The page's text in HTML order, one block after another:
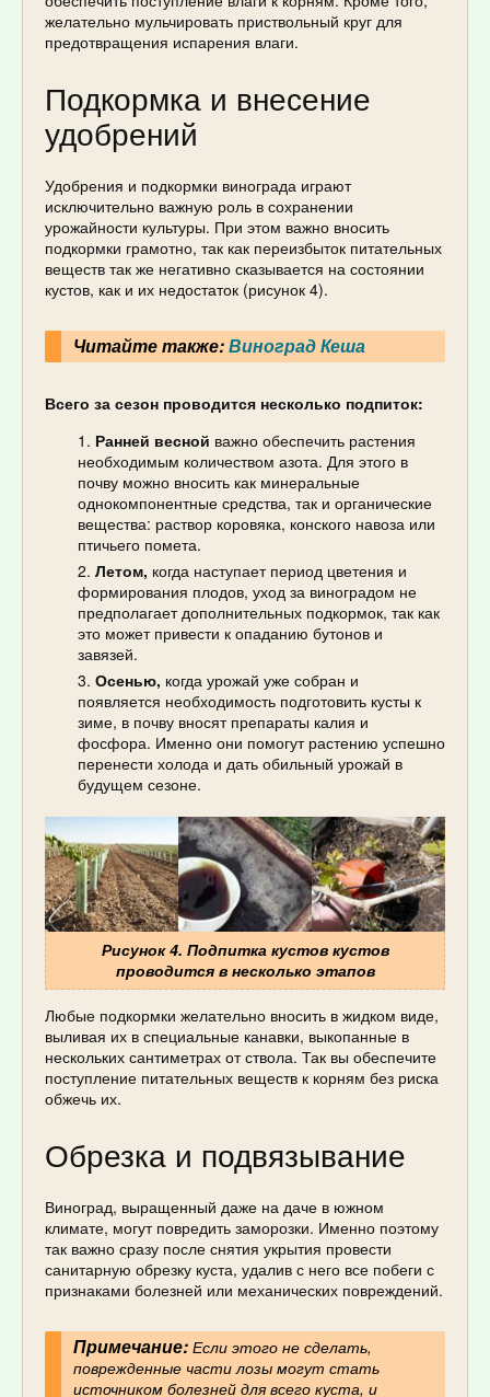
желательно мульчировать приствольный круг для
предотвращения испарения влаги.
Подкормка и внесение
удобрений
Удобрения и подкормки винограда играют
исключительно важную роль в сохранении
урожайности культуры. При этом важно вносить
подкормки грамотно, так как переизбыток питательных
веществ так же негативно сказывается на состоянии
кустов, как и их недостаток (рисунок 4).
Читайте также:Виноград Кеша
Всего за сезон проводится несколько подпиток:
Ранней весной важно обеспечить растения
необходимым количеством азота. Для этого в
почву можно вносить как минеральные
однокомпонентные средства, так и органические
вещества: раствор коровяка, конского навоза или
птичьего помета.
Летом, когда наступает период цветения и
формирования плодов, уход за виноградом не
предполагает дополнительных подкормок, так как
это может привести к опаданию бутонов и
завязей.
Осенью, когда урожай уже собран и
появляется необходимость подготовить кусты к
зиме, в почву вносят препараты калия и
фосфора. Именно они помогут растению успешно
перенести холода и дать обильный урожай в
будущем сезоне.
Рисунок 4. Подпитка кустов кустов
проводится в несколько этапов
Любые подкормки желательно вносить в жидком виде,
выливая их в специальные канавки, выкопанные в
нескольких сантиметрах от ствола. Так вы обеспечите
поступление питательных веществ к корням без риска
обжечь их.
Обрезка и подвязывание
Виноград, выращенный даже на даче в южном
климате, могут повредить заморозки. Именно поэтому
так важно сразу после снятия укрытия провести
санитарную обрезку куста, удалив с него все побеги с
признаками болезней или механических повреждений.
Примечание:Если этого не сделать,
поврежденные части лозы могут стать
источником болезней для всего куста, и